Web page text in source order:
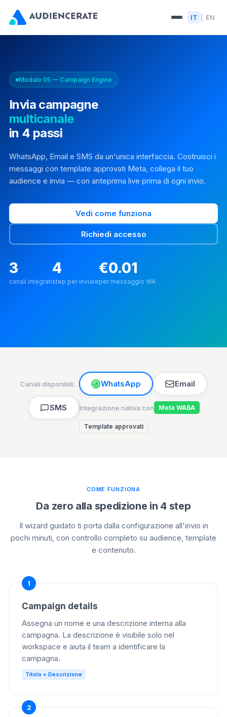
IT EN
Modulo 05 — Campaign Engine
Invia campagne
multicanale
in 4 passi
WhatsApp, Email e SMS da un'unica interfaccia. Costruisci i
messaggi con template approvati Meta, collega il tuo
audience e invia — con anteprima live prima di ogni invio.
Vedi come funziona
Richiedi accesso
3
canali integrati
4
step per inviare
€0.01
per messaggio WA
Canali disponibili: WhatsApp Email
SMS Integrazione nativa con Meta WABA
Template approvati
COME FUNZIONA
Da zero alla spedizione in 4 step
Il wizard guidato ti porta dalla configurazione all'invio in
pochi minuti, con controllo completo su audience, template
e contenuto.
Campaign details
Assegna un nome e una descrizione interna alla
campagna. La descrizione è visibile solo nel
workspace e aiuta il team a identificare la
campagna.
Titolo + Descrizione